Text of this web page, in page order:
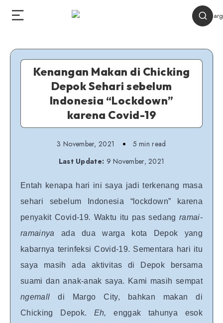
Kenangan Makan di Chicking
Depok Sehari sebelum
Indonesia “Lockdown”
karena Covid-19
3 November, 2021
5 min read
Last Update: 9 November, 2021
Entah kenapa hari ini saya jadi terkenang masa
sehari sebelum Indonesia “lockdown” karena
penyakit Covid-19. Waktu itu pas sedang ramai-
ramainya ada dua warga kota Depok yang
kabarnya terinfeksi Covid-19. Sementara hari itu
saya masih ada aktivitas di Depok bersama
suami dan anak-anak saya. Kami masih sempat
ngemalldi Margo City, bahkan makan di
Chicking Depok. Eh,enggak tahunya esok